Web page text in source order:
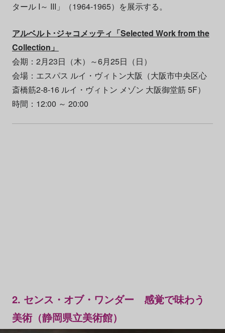
タール I～ III」（1964-1965）を展示する。
アルベルト･ジャコメッティ「Selected Work from the
Collection」
会期：2月23日（木）～6月25日（日）
会場：エスパス ルイ・ヴィトン大阪（大阪市中央区心
斎橋筋2-8-16 ルイ・ヴィトン メゾン 大阪御堂筋 5F）
時間：12:00 ～ 20:00
2. センス・オブ・ワンダー 感覚で味わう
美術（静岡県立美術館）